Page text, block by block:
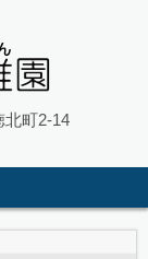
園
北町2-14